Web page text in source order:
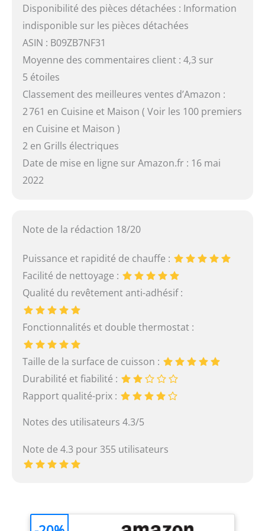
Disponibilité des pièces détachées : Information
indisponible sur les pièces détachées
ASIN : B09ZB7NF31
Moyenne des commentaires client : 4,3 sur
5 étoiles
Classement des meilleures ventes d’Amazon :
2 761 en Cuisine et Maison ( Voir les 100 premiers
en Cuisine et Maison )
2 en Grills électriques
Date de mise en ligne sur Amazon.fr : 16 mai
2022
Note de la rédaction 18/20
Puissance et rapidité de chauffe :
Facilité de nettoyage :
Qualité du revêtement anti-adhésif :
Fonctionnalités et double thermostat :
Taille de la surface de cuisson :
Durabilité et fiabilité :
Rapport qualité-prix :
Notes des utilisateurs 4.3/5
Note de 4.3 pour 355 utilisateurs